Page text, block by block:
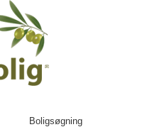
Boligsøgning